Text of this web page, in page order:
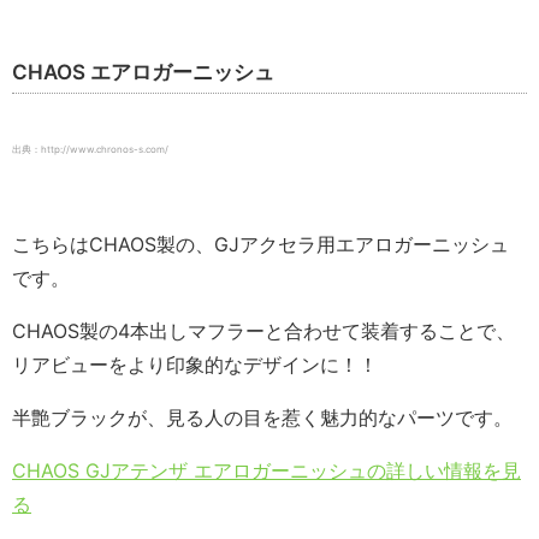
CHAOS エアロガーニッシュ
出典：http://www.chronos-s.com/
こちらはCHAOS製の、GJアクセラ用エアロガーニッシュ
です。
CHAOS製の4本出しマフラーと合わせて装着することで、
リアビューをより印象的なデザインに！！
半艶ブラックが、見る人の目を惹く魅力的なパーツです。
CHAOS GJアテンザ エアロガーニッシュの詳しい情報を見
る